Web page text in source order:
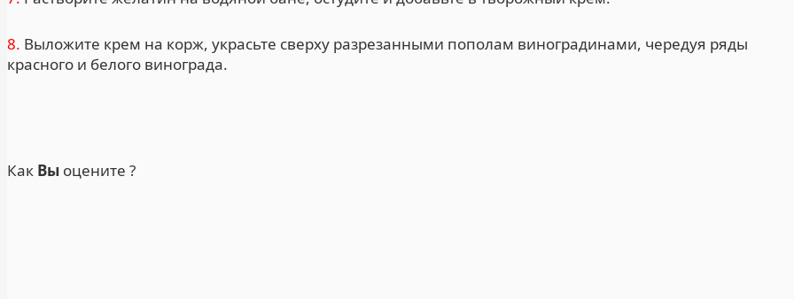
8. Выложите крем на корж, украсьте сверху разрезанными пополам виноградинами, чередуя ряды
красного и белого винограда.
Как Вы оцените ?